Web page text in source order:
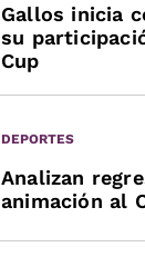
Gallos inicia
su
Cup
DEPORTES
Analizan
animación al